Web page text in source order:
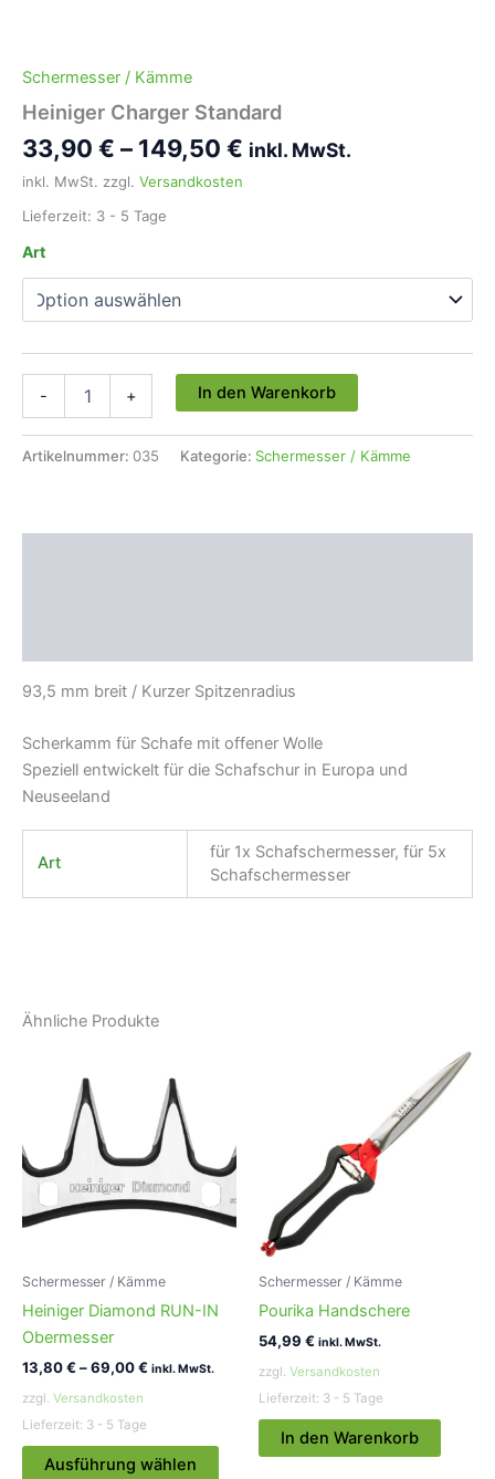
Schermesser / Kämme
Heiniger Charger Standard
33,90 € – 149,50 € inkl. MwSt.
inkl. MwSt. zzgl. Versandkosten
Lieferzeit: 3 - 5 Tage
Art
-
Menge
+ In den Warenkorb
Artikelnummer: 035 Kategorie: Schermesser / Kämme
93,5 mm breit / Kurzer Spitzenradius
Scherkamm für Schafe mit offener Wolle
Speziell entwickelt für die Schafschur in Europa und
Neuseeland
Art
für 1x Schafschermesser, für 5x
Schafschermesser
Ähnliche Produkte
Schermesser / Kämme
Heiniger Diamond RUN-IN
Obermesser
13,80€ –69,00€ inkl. MwSt.
zzgl. Versandkosten
Lieferzeit: 3 - 5 Tage
Ausführung wählen
Dieses
Schermesser / Kämme
Pourika Handschere
54,99 € inkl. MwSt.
zzgl. Versandkosten
Lieferzeit: 3 - 5 Tage
In den Warenkorb